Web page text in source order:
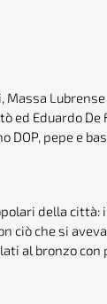
ed
DOP, pepe e
della
che si
bronzo con